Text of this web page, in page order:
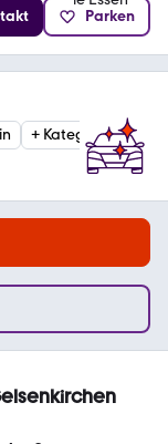
Parken
+ Kategorie: